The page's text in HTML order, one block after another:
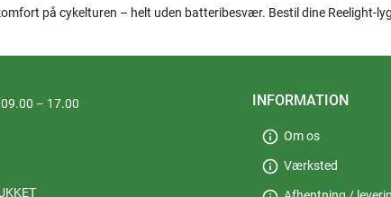
på cykelturen – helt uden batteribesvær. Bestil dine Reelight-
09.00 – 17.00
INFORMATION
info Om os
info Værksted